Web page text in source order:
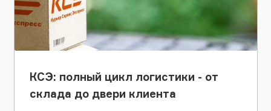
КСЭ: полный цикл логистики - от
склада до двери клиента